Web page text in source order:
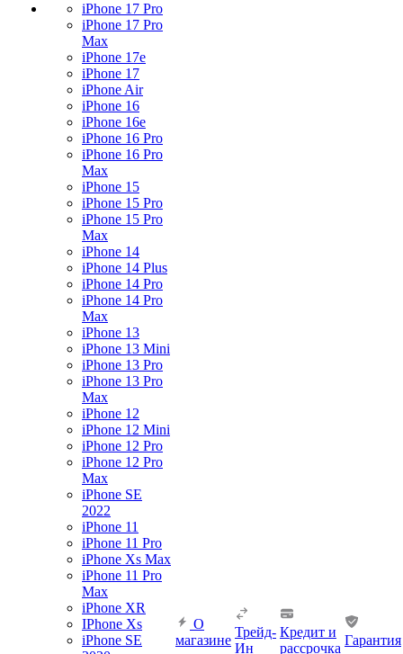
iPhone 17 Pro
iPhone 17 Pro
Max
iPhone 17e
iPhone 17
iPhone Air
iPhone 16
iPhone 16e
iPhone 16 Pro
iPhone 16 Pro
Max
iPhone 15
iPhone 15 Pro
iPhone 15 Pro
Max
iPhone 14
iPhone 14 Plus
iPhone 14 Pro
iPhone 14 Pro
Max
iPhone 13
iPhone 13 Mini
iPhone 13 Pro
iPhone 13 Pro
Max
iPhone 12
iPhone 12 Mini
iPhone 12 Pro
iPhone 12 Pro
Max
iPhone SE
2022
iPhone 11
iPhone 11 Pro
iPhone Xs Max
iPhone 11 Pro
Max
iPhone XR
IPhone Xs
iPhone SE
О
магазине
Трейд-
Ин
Кредит и
рассрочка
Гарантия